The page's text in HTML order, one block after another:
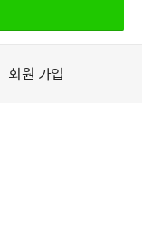
회원 가입